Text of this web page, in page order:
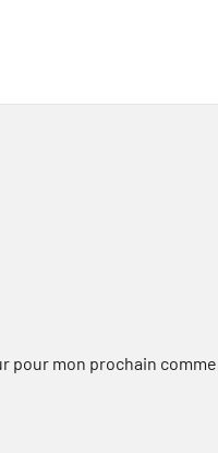
pour mon prochain